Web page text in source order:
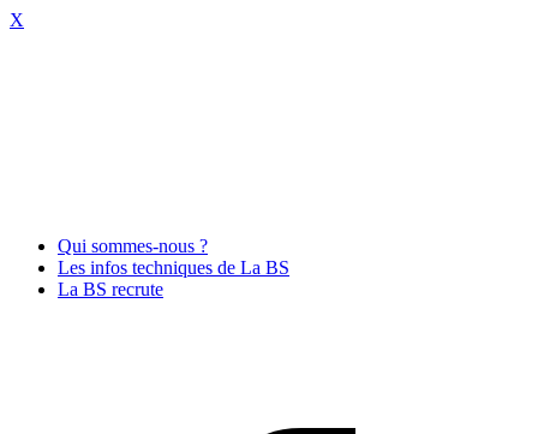
X
Qui sommes-nous ?
Les infos techniques de La BS
La BS recrute